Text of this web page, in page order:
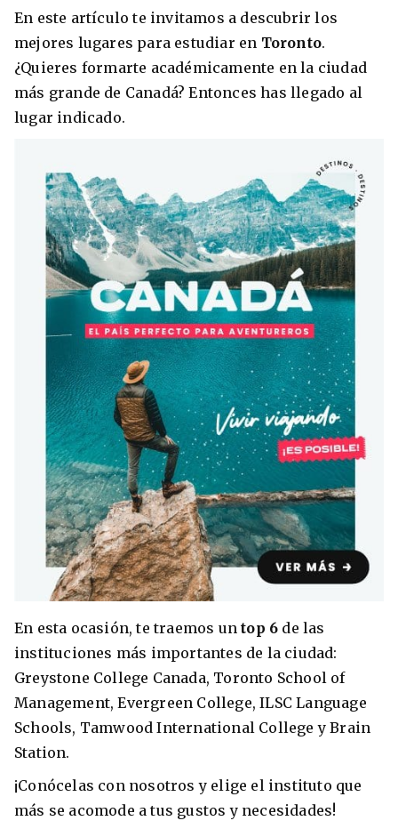
Los países que más innovan en el campo
digital
Romina Guzman
Australia permitirá la entrada de
estudiantes y trabajadores cualificados
vacunados contra el Covid-19
Agustina Fontirroig 23/11/2021
8 ciudades para tomar cursos de inglés
intensivo
Barbie Castoldi 09/11/2021
Japón
Oceanía
Nueva Zelanda
América
Brasil
Canadá
Estados Unidos
Ecuador
México
VER TODOS LOS PAÍSES
Estudia un Máster de Marketing en Madrid
Estudia Inglés frente al Mediterráneo
Estudia un Bachelor de IT en Cork
Estudia Business en Auckland
Suscríbete a nuestro
newsletter
Recibe toda la info que necesitas para
vivir afuera.
Condiciones
ENVIAR
En este artículo te invitamos a descubrir los
mejores lugares para estudiar en Toronto.
¿Quieres formarte académicamente en la ciudad
más grande de Canadá? Entonces has llegado al
lugar indicado.
En esta ocasión, te traemos un top 6 de las
instituciones más importantes de la ciudad:
Greystone College Canada, Toronto School of
Management, Evergreen College, ILSC Language
Schools, Tamwood International College y Brain
Station.
¡Conócelas con nosotros y elige el instituto que
más se acomode a tus gustos y necesidades!